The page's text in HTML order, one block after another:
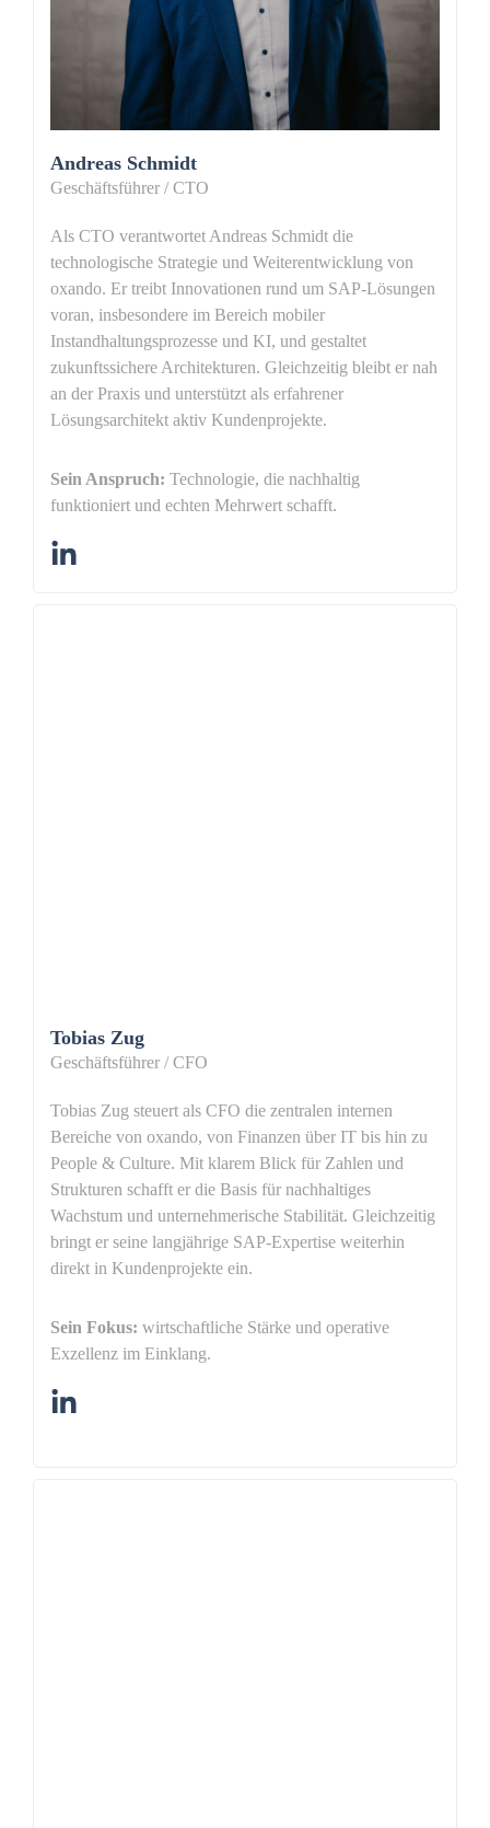
Andreas Schmidt
Geschäftsführer / CTO
Als CTO verantwortet Andreas Schmidt die
technologische Strategie und Weiterentwicklung von
oxando. Er treibt Innovationen rund um SAP-Lösungen
voran, insbesondere im Bereich mobiler
Instandhaltungsprozesse und KI, und gestaltet
zukunftssichere Architekturen. Gleichzeitig bleibt er nah
an der Praxis und unterstützt als erfahrener
Lösungsarchitekt aktiv Kundenprojekte.
Sein Anspruch: Technologie, die nachhaltig
funktioniert und echten Mehrwert schafft.
Tobias Zug
Geschäftsführer / CFO
Tobias Zug steuert als CFO die zentralen internen
Bereiche von oxando, von Finanzen über IT bis hin zu
People & Culture. Mit klarem Blick für Zahlen und
Strukturen schafft er die Basis für nachhaltiges
Wachstum und unternehmerische Stabilität. Gleichzeitig
bringt er seine langjährige SAP-Expertise weiterhin
direkt in Kundenprojekte ein.
Sein Fokus: wirtschaftliche Stärke und operative
Exzellenz im Einklang.